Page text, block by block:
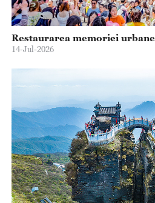
Restaurarea memoriei urbane
14-Jul-2026